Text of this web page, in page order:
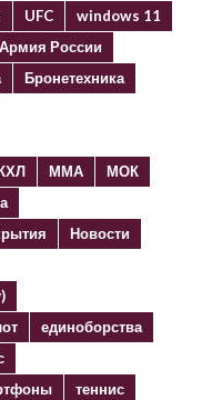
UFC
windows 11
Армия России
Бронетехника
ММА
МОК
Новости
единоборства
теннис